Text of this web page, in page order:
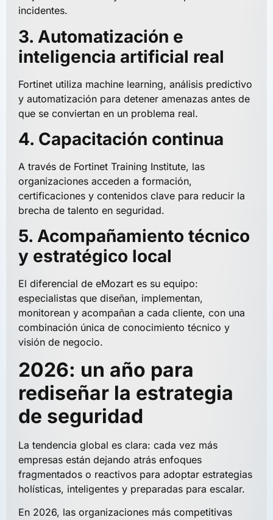
incidentes.
3. Automatización e
inteligencia artificial real
Fortinet utiliza machine learning, análisis predictivo
y automatización para detener amenazas antes de
que se conviertan en un problema real.
4. Capacitación continua
A través de Fortinet Training Institute, las
organizaciones acceden a formación,
certificaciones y contenidos clave para reducir la
brecha de talento en seguridad.
5. Acompañamiento técnico
y estratégico local
El diferencial de eMozart es su equipo:
especialistas que diseñan, implementan,
monitorean y acompañan a cada cliente, con una
combinación única de conocimiento técnico y
visión de negocio.
2026: un año para
rediseñar la estrategia
de seguridad
La tendencia global es clara: cada vez más
empresas están dejando atrás enfoques
fragmentados o reactivos para adoptar estrategias
holísticas, inteligentes y preparadas para escalar.
En 2026, las organizaciones más competitivas